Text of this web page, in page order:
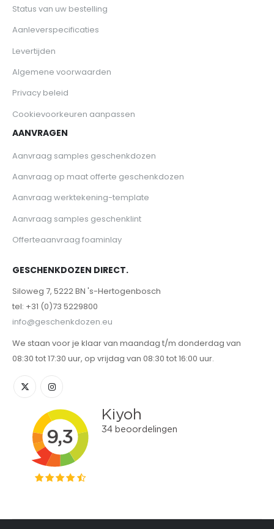
Status van uw bestelling
Aanleverspecificaties
Levertijden
Algemene voorwaarden
Privacy beleid
Cookievoorkeuren aanpassen
AANVRAGEN
Aanvraag samples geschenkdozen
Aanvraag op maat offerte geschenkdozen
Aanvraag werktekening-template
Aanvraag samples geschenklint
Offerteaanvraag foaminlay
GESCHENKDOZEN DIRECT.
Siloweg 7, 5222 BN 's-Hertogenbosch
tel: +31 (0)73 5229800
info@geschenkdozen.eu
We staan voor je klaar van maandag t/m donderdag van
08:30 tot 17:30 uur, op vrijdag van 08:30 tot 16:00 uur.